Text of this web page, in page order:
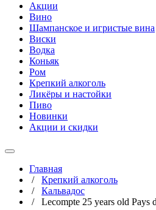
Акции
Вино
Шампанское и игристые вина
Виски
Водка
Коньяк
Ром
Крепкий алкоголь
Ликёры и настойки
Пиво
Новинки
Акции и скидки
Главная
/ Крепкий алкоголь
/ Кальвадос
/ Lecompte 25 years old